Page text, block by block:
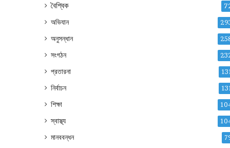
বৈশ্বিক
অভিযান
অনুসন্ধান
সংগঠন
প্রতারনা
নির্বাচন
শিক্ষা
স্বাস্থ্য
মানববন্ধন